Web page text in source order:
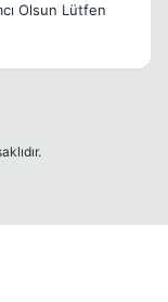
Olsun Lütfen